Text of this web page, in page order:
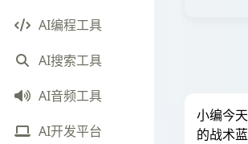
AI编程工具
AI搜索工具
AI音频工具
AI开发平台
小编今
的战术